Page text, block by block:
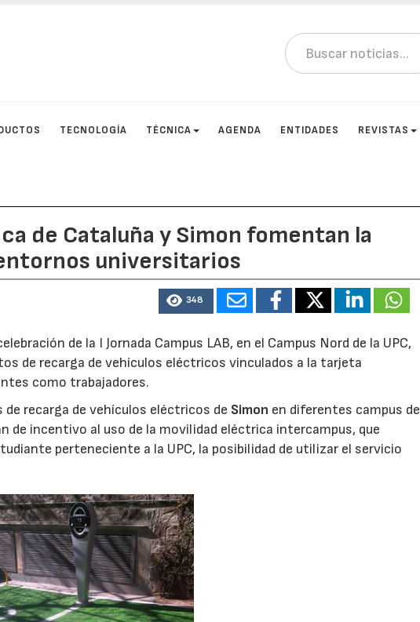
TECNOLOGÍA TÉCNICA AGENDA ENTIDADES REVISTAS
de Cataluña y Simon fomentan la
universitarios
348
de la I Jornada Campus LAB, en el Campus Nord de la UPC,
de recarga de vehículos eléctricos vinculados a la tarjeta
como trabajadores.
recarga de vehículos eléctricos de Simon en diferentes campus de
de incentivo al uso de la movilidad eléctrica intercampus, que
perteneciente a la UPC, la posibilidad de utilizar el servicio